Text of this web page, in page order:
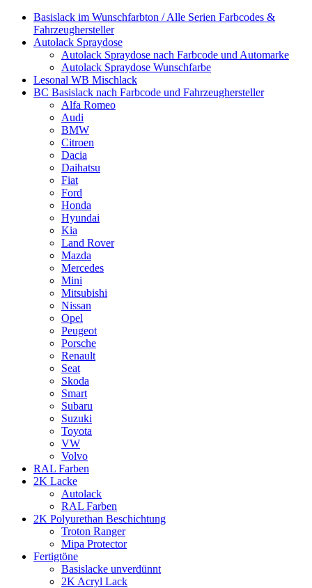
Basislack im Wunschfarbton / Alle Serien Farbcodes &
Fahrzeughersteller
Autolack Spraydose
Autolack Spraydose nach Farbcode und Automarke
Autolack Spraydose Wunschfarbe
Lesonal WB Mischlack
BC Basislack nach Farbcode und Fahrzeughersteller
Alfa Romeo
Audi
BMW
Citroen
Dacia
Daihatsu
Fiat
Ford
Honda
Hyundai
Kia
Land Rover
Mazda
Mercedes
Mini
Mitsubishi
Nissan
Opel
Peugeot
Porsche
Renault
Seat
Skoda
Smart
Subaru
Suzuki
Toyota
VW
Volvo
RAL Farben
2K Lacke
Autolack
RAL Farben
2K Polyurethan Beschichtung
Troton Ranger
Mipa Protector
Fertigtöne
Basislacke unverdünnt
2K Acryl Lack